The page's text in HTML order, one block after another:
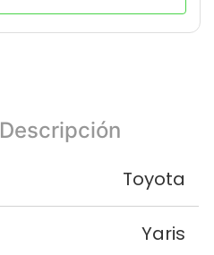
Descripción
Toyota
Yaris